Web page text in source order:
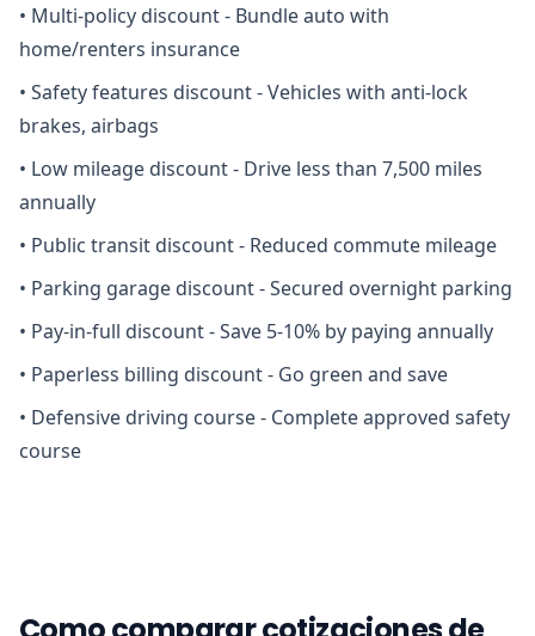
• Multi-policy discount - Bundle auto with
home/renters insurance
• Safety features discount - Vehicles with anti-lock
brakes, airbags
• Low mileage discount - Drive less than 7,500 miles
annually
• Public transit discount - Reduced commute mileage
• Parking garage discount - Secured overnight parking
• Pay-in-full discount - Save 5-10% by paying annually
• Paperless billing discount - Go green and save
• Defensive driving course - Complete approved safety
course